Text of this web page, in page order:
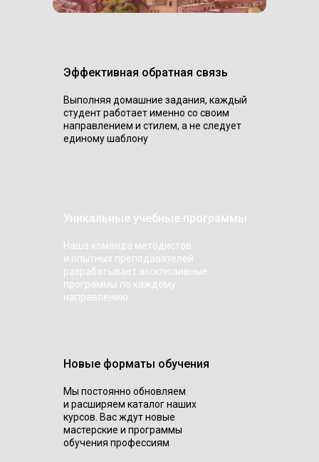
Новые форматы обучения
Мы постоянно обновляем
и расширяем каталог наших
курсов. Вас ждут новые
мастерские и программы
обучения профессиям
Уникальные учебные программы
Наша команда методистов
и опытных преподавателей
разрабатывает эксклюзивные
программы по каждому
направлению
Выполняя домашние задания, каждый
студент работает именно со своим
направлением и стилем, а не следует
единому шаблону
Эффективная обратная связь